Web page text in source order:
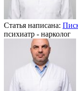
Статья написана:
психиатр - нарколог